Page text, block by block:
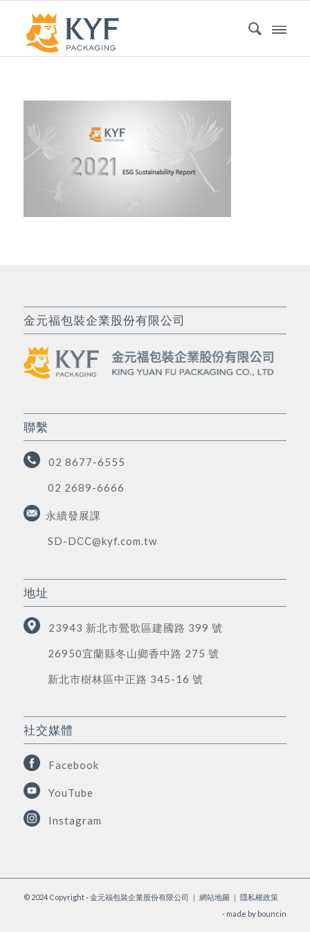
金元福包裝企業股份有限公司
聯繫
02 8677-6555
02 2689-6666
永續發展課
SD-DCC@kyf.com.tw
地址
23943 新北市鶯歌區建國路 399 號
26950宜蘭縣冬山鄉香中路 275 號
新北市樹林區中正路 345-16 號
社交媒體
Facebook
YouTube
Instagram
© 2024 Copyright - 金元福包裝企業股份有限公司 ｜ 網站地圖 ｜ 隱私權政策
- made by bouncin